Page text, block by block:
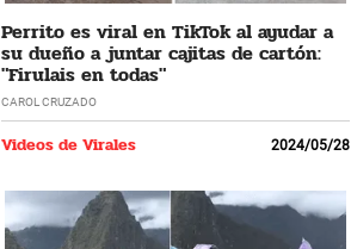
Perrito es viral en TikTok al ayudar a
su dueño a juntar cajitas de cartón:
"Firulais en todas"
CAROL CRUZADO
Videos de Virales 2024/05/28